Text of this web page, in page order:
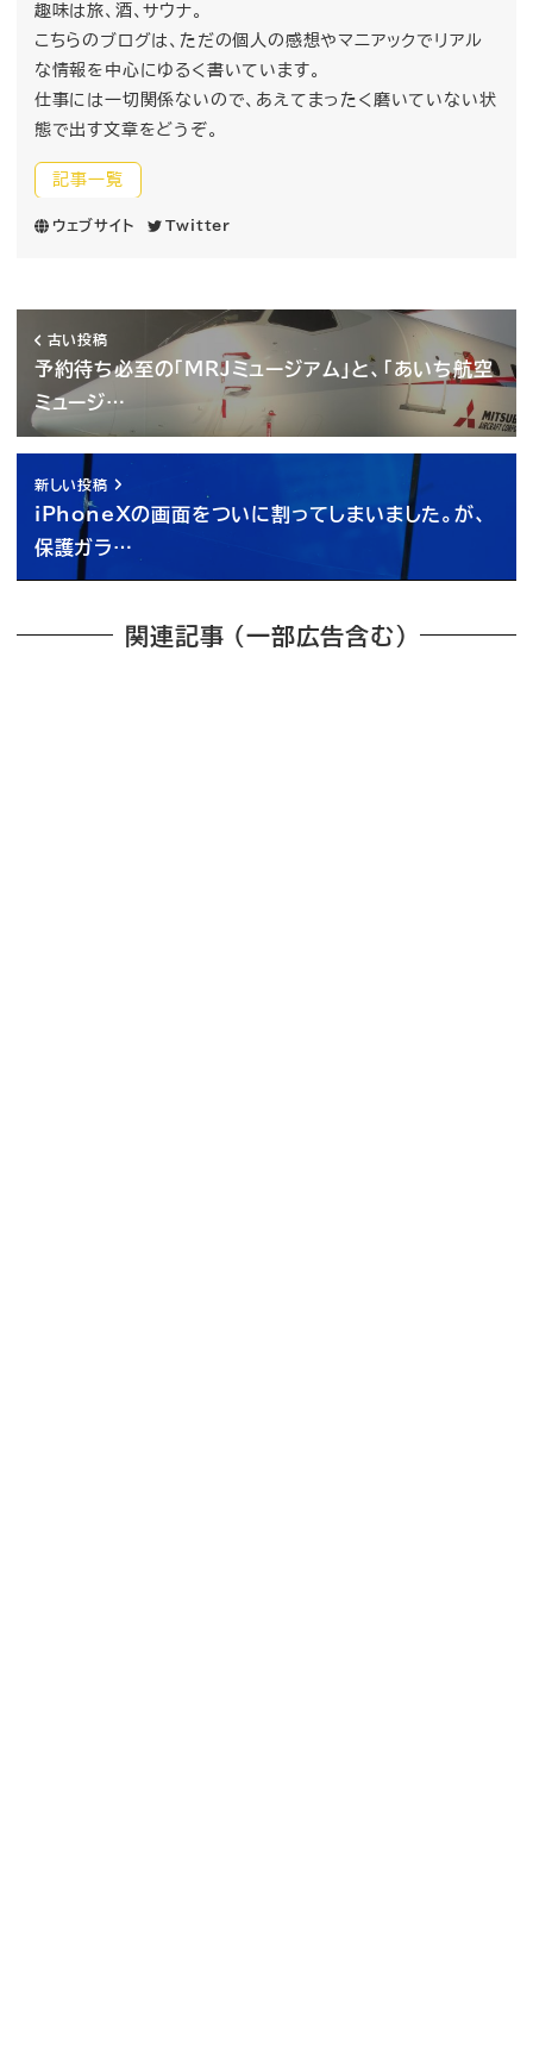
趣味は旅、酒、サウナ。
こちらのブログは、ただの個人の感想やマニアックでリアル
な情報を中心にゆるく書いています。
仕事には一切関係ないので、あえてまったく磨いていない状
態で出す文章をどうぞ。
記事一覧
ウェブサイト Twitter
古い投稿
予約待ち必至の「MRJミュージアム」と、「あいち航空
ミュージ…
新しい投稿
iPhoneXの画面をついに割ってしまいました。が、
保護ガラ…
関連記事 （一部広告含む）